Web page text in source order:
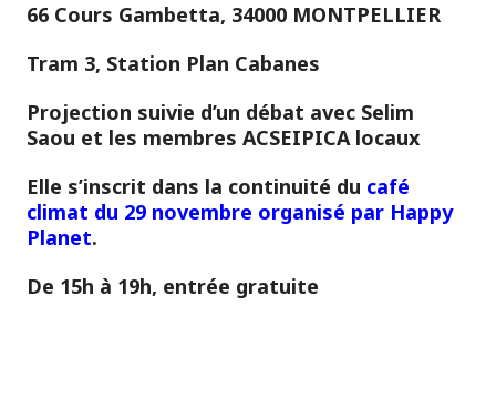
66 Cours Gambetta, 34000 MONTPELLIER
Tram 3, Station Plan Cabanes
Projection suivie d’un débat avec Selim
Saou et les membres ACSEIPICA locaux
Elle s’inscrit dans la continuité du café
climat du 29 novembre organisé par Happy
Planet.
De 15h à 19h, entrée gratuite